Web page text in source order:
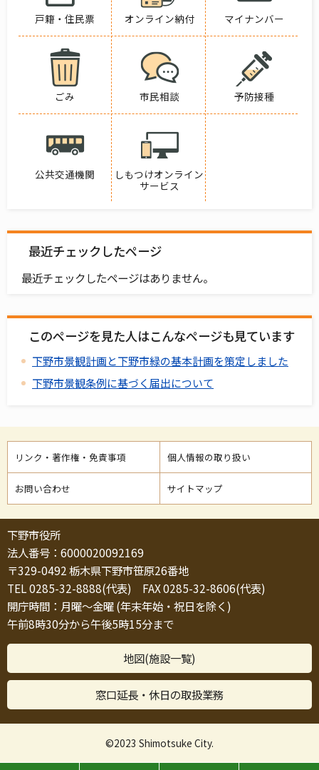
戸籍・住民票 オンライン納付 マイナンバー
ごみ 市民相談 予防接種
公共交通機関
しもつけオンライン
サービス
最近チェックしたページ
最近チェックしたページはありません。
このページを見た人はこんなページも見ています
下野市景観計画と下野市緑の基本計画を策定しました
下野市景観条例に基づく届出について
リンク・著作権・免責事項 個人情報の取り扱い
お問い合わせ サイトマップ
下野市役所
法人番号：6000020092169
〒329-0492 栃木県下野市笹原26番地
TEL 0285-32-8888(代表) FAX 0285-32-8606(代表)
開庁時間：月曜～金曜 (年末年始・祝日を除く)
午前8時30分から午後5時15分まで
地図(施設一覧)
窓口延長・休日の取扱業務
©2023 Shimotsuke City.